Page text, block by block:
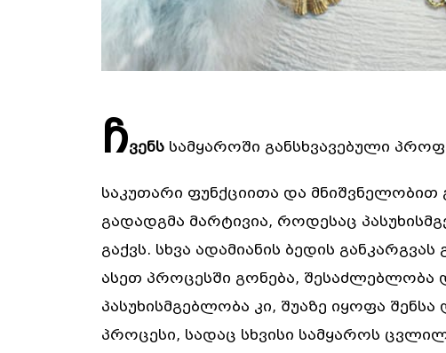
ჩვენს სამყაროში განსხვავებული
საკუთარი ფუნქციითა და მნიშვნელობით
გადადგმა მარტივია, როდესაც
გაქვს. სხვა ადამიანის ბედის
ასეთ პროცესში გონება, შესაძლებლობა
პასუხისმგებლობა კი, შუაზე იყოფა შენსა
პროცესი, სადაც სხვისი სამყაროს